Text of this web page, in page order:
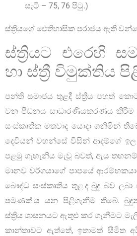
සැටි – 75, 76 පිටු.)
ස්ත්‍රියගේ ඓතිහාසික පරාජය ඇති
ස්ත්‍රියට එරෙහි
හා ස්ත්‍රී විමුක්තිය
පන්ති සමාජය තුළදී ස්ත්‍රිය පහත්
වන පීඩනය සාධාරණීයකරණය කිරීම
සංස්කෘතික මතවාද යොදා ගනිමින්
දෙවියන් වහන්සේ විසින් ආදම්ගේ
පළමු ගැහැනිය මැවූ බවත්, ඇය
මානව වර්ගයාගේ පාපයේ
බෞද්ධ සංස්කෘතිය තුළ ද බුදු බව
පමණක් ය යන පිළිගැනීම තිබේ.
ස්ත්‍රිය ශාසනයට ඇතුළු කර ගැනීමට
කාන්තාවට ඇත්තේ, ඉතාමත් සීමිත